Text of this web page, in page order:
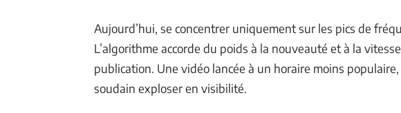
Aujourd’hui, se concentrer uniquement sur les pics de
L’algorithme accorde du poids à la nouveauté et à la
publication. Une vidéo lancée à un horaire moins
soudain exploser en visibilité.